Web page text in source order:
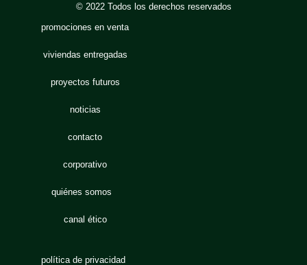
promociones en venta
viviendas entregadas
proyectos futuros
noticias
contacto
corporativo
quiénes somos
canal ético
© 2022 Todos los derechos reservados
política de privacidad